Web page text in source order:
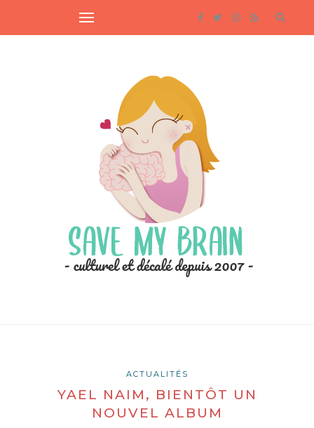
ACTUALITÉS
YAEL NAIM, BIENTÔT UN
NOUVEL ALBUM